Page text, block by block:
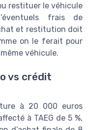
restituer le véhicule
frais de
et restitution doit
on le ferait pour
véhicule.
vs crédit
à 20 000 euros
à TAEG de 5 %,